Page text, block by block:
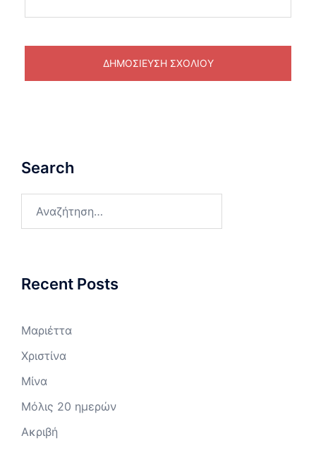
Search
Recent Posts
Μαριέττα
Χριστίνα
Μίνα
Μόλις 20 ημερών
Ακριβή